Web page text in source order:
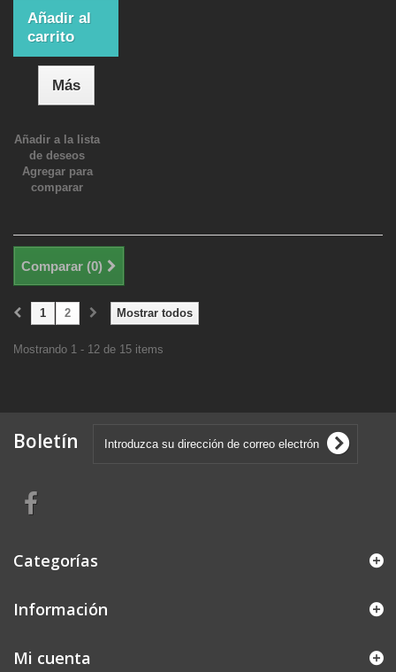
Añadir al
carrito
Más
Añadir a la lista
de deseos
Agregar para
comparar
Comparar (0)
Mostrar todos
1 2
Mostrando 1 - 12 de 15 items
Boletín
Categorías
Información
Mi cuenta